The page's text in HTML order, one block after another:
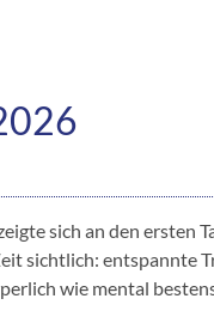
sich an den ersten
sichtlich: entspannte
wie mental